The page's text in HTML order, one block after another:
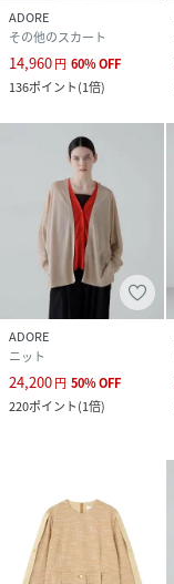
ADORE
その他のスカート
14,960円 60%OFF
136ポイント(1倍)
ADORE
ニット
24,200円 50%OFF
220ポイント(1倍)